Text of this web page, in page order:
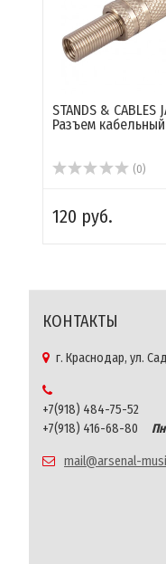
STANDS & CABLES
Разъем кабельный
(0)
120 руб.
КОНТАКТЫ
г. Краснодар, ул.
+7(918) 484-75-52
+7(918) 416-68-80
mail@arsenal-